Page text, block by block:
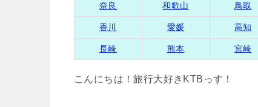
奈良 和歌山 鳥取
香川 愛媛 高知
長崎 熊本 宮崎
こんにちは！旅行大好きKTBっす！